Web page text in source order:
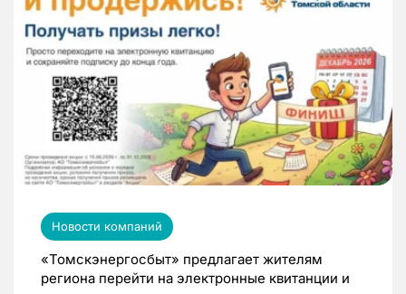
Новости компаний
«Томскэнергосбыт» предлагает жителям
региона перейти на электронные квитанции и